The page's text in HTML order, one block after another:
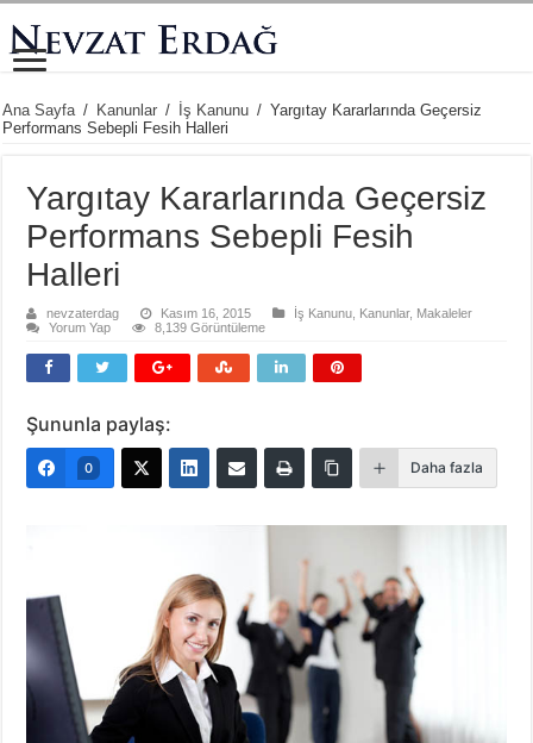
Ana Sayfa / Kanunlar / İş Kanunu / Yargıtay Kararlarında Geçersiz
Performans Sebepli Fesih Halleri
Yargıtay Kararlarında Geçersiz
Performans Sebepli Fesih
Halleri
nevzaterdag Kasım 16, 2015 İş Kanunu Kanunlar, Makaleler
Yorum Yap
8,139 Görüntüleme
Şununla paylaş:
0 Daha fazla